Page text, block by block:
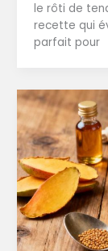
le rôti de
recette qui
parfait pour